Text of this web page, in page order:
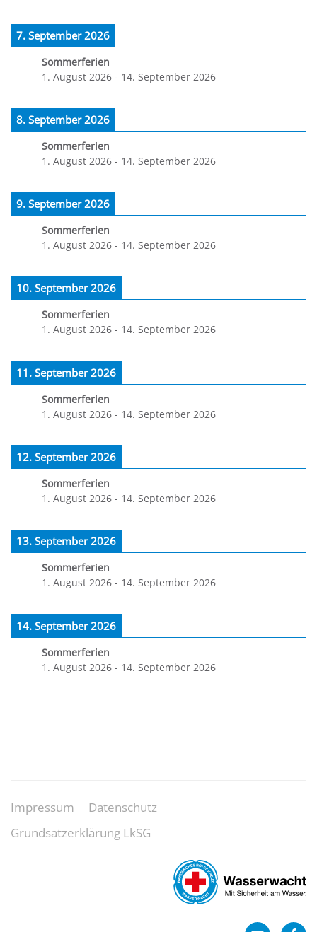
7. September 2026
Sommerferien
1. August 2026 - 14. September 2026
8. September 2026
Sommerferien
1. August 2026 - 14. September 2026
9. September 2026
Sommerferien
1. August 2026 - 14. September 2026
10. September 2026
Sommerferien
1. August 2026 - 14. September 2026
11. September 2026
Sommerferien
1. August 2026 - 14. September 2026
12. September 2026
Sommerferien
1. August 2026 - 14. September 2026
13. September 2026
Sommerferien
1. August 2026 - 14. September 2026
14. September 2026
Sommerferien
1. August 2026 - 14. September 2026
Impressum
Datenschutz
Grundsatzerklärung LkSG